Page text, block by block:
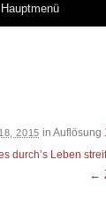
Hauptmenü
2015 in Auflösung
durch’s Leben
←